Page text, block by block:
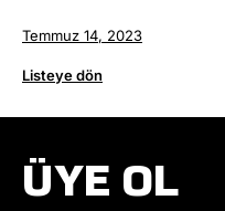
Temmuz 14, 2023
Listeye dön
ÜYE OL